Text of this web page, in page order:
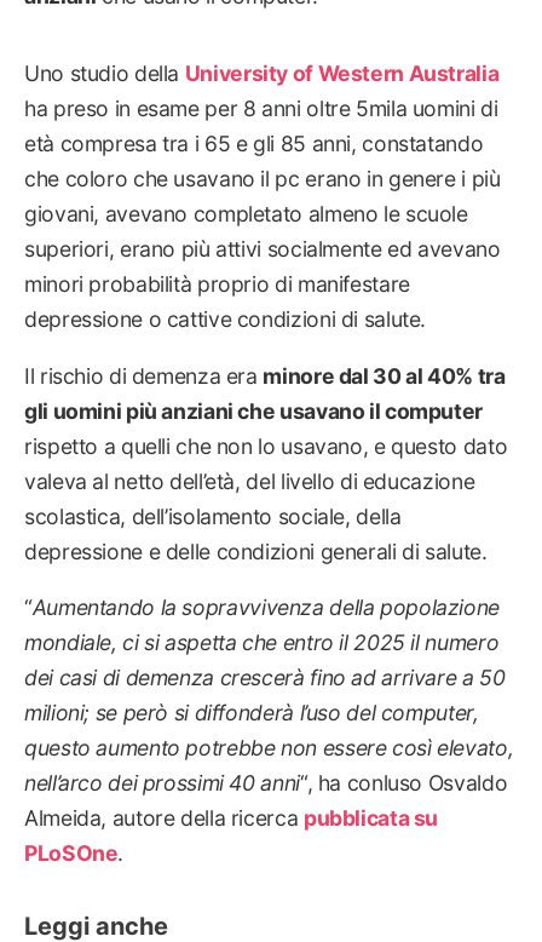
Uno studio della University of Western Australia
ha preso in esame per 8 anni oltre 5mila uomini di
età compresa tra i 65 e gli 85 anni, constatando
che coloro che usavano il pc erano in genere i più
giovani, avevano completato almeno le scuole
superiori, erano più attivi socialmente ed avevano
minori probabilità proprio di manifestare
depressione o cattive condizioni di salute.
Il rischio di demenza era minore dal 30 al 40% tra
gli uomini più anziani che usavano il computer
rispetto a quelli che non lo usavano, e questo dato
valeva al netto dell’età, del livello di educazione
scolastica, dell’isolamento sociale, della
depressione e delle condizioni generali di salute.
“Aumentando la sopravvivenza della popolazione
mondiale, ci si aspetta che entro il 2025 il numero
dei casi di demenza crescerà fino ad arrivare a 50
milioni; se però si diffonderà l’uso del computer,
questo aumento potrebbe non essere così elevato,
nell’arco dei prossimi 40 anni“, ha conluso Osvaldo
Almeida, autore della ricerca pubblicata su
PLoSOne.
Leggi anche